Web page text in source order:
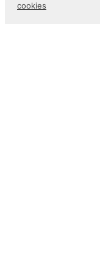
cookies